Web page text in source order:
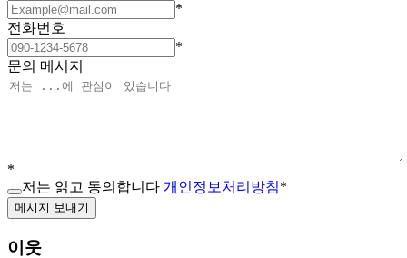
*
전화번호
*
문의 메시지
*
저는 읽고 동의합니다 개인정보처리방침*
메시지 보내기
이웃